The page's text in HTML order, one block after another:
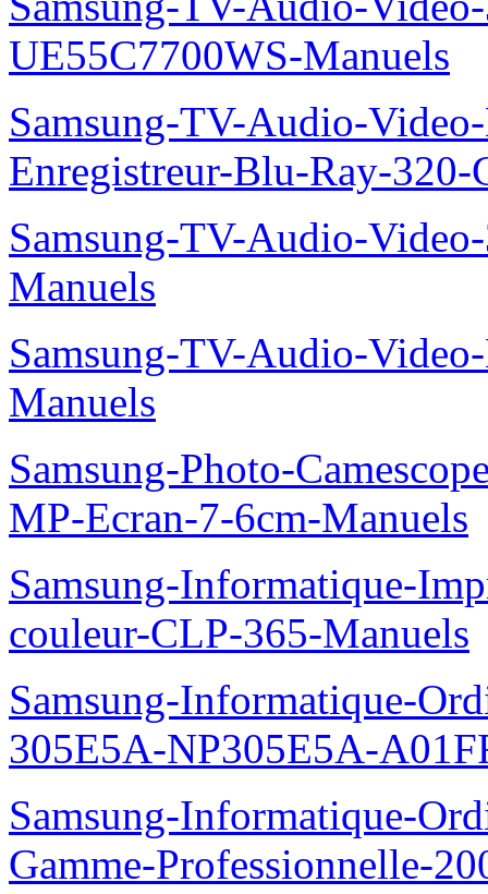
UE55C7700WS-Manuels
Samsung-TV-Audio-
Enregistreur-Blu-Ray-
Samsung-TV-Audio-
Manuels
Samsung-TV-Audio-
Manuels
Samsung-Photo-
MP-Ecran-7-6cm-Manuels
Samsung-Informatique-
couleur-CLP-365-Manuels
Samsung-Informatique-
305E5A-NP305E5A-
Samsung-Informatique-
Gamme-Professionnelle-